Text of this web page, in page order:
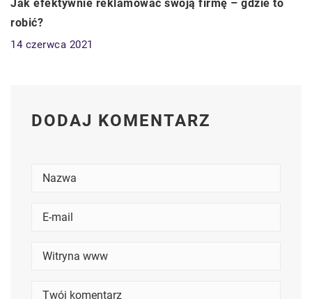
Jak efektywnie reklamować swoją firmę – gdzie to
robić?
14 czerwca 2021
DODAJ KOMENTARZ